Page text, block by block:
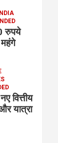
रुपये
वित्तीय
यात्रा